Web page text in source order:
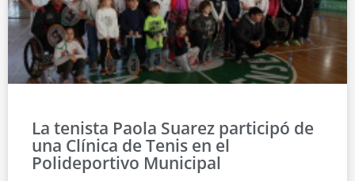
La tenista Paola Suarez participó de
una Clínica de Tenis en el
Polideportivo Municipal